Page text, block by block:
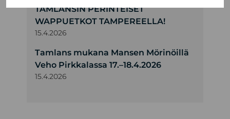
TAMLANSIN PERINTEISET
WAPPUETKOT TAMPEREELLA!
15.4.2026
Tamlans mukana Mansen Mörinöillä
Veho Pirkkalassa 17.–18.4.2026
15.4.2026